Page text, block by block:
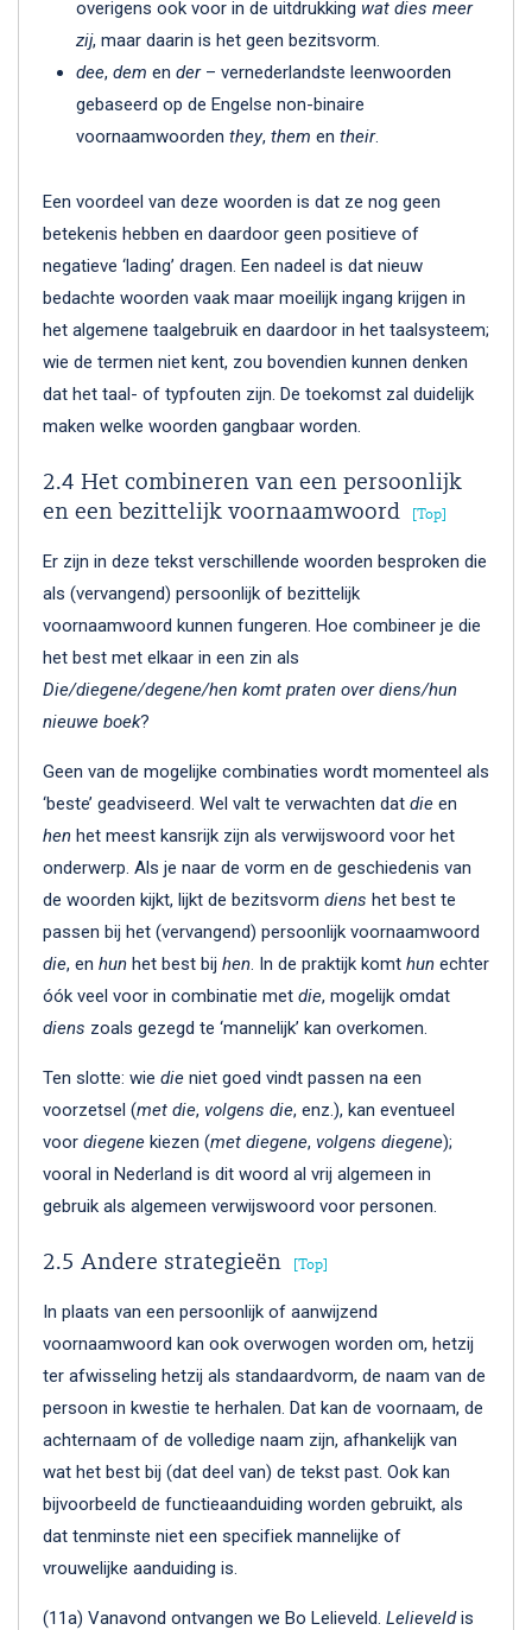
overigens ook voor in de uitdrukking wat dies meer
zij, maar daarin is het geen bezitsvorm.
dee, dem en der– vernederlandste leenwoorden
gebaseerd op de Engelse non-binaire
voornaamwoorden they, them en their.
Een voordeel van deze woorden is dat ze nog geen
betekenis hebben en daardoor geen positieve of
negatieve ‘lading’ dragen. Een nadeel is dat nieuw
bedachte woorden vaak maar moeilijk ingang krijgen in
het algemene taalgebruik en daardoor in het taalsysteem;
wie de termen niet kent, zou bovendien kunnen denken
dat het taal- of typfouten zijn. De toekomst zal duidelijk
maken welke woorden gangbaar worden.
2.4 Het combineren van een persoonlijk
en een bezittelijk voornaamwoord
Top
Er zijn in deze tekst verschillende woorden besproken die
als (vervangend) persoonlijk of bezittelijk
voornaamwoord kunnen fungeren. Hoe combineer je die
het best met elkaar in een zin als
Die/diegene/degene/hen komt praten over diens/hun
nieuwe boek?
Geen van de mogelijke combinaties wordt momenteel als
‘beste’ geadviseerd. Wel valt te verwachten dat die en
hen het meest kansrijk zijn als verwijswoord voor het
onderwerp. Als je naar de vorm en de geschiedenis van
de woorden kijkt, lijkt de bezitsvorm diens het best te
passen bij het (vervangend) persoonlijk voornaamwoord
die, en hun het best bij hen. In de praktijk komt hun echter
óók veel voor in combinatie met die, mogelijk omdat
diens zoals gezegd te ‘mannelijk’ kan overkomen.
Ten slotte: wie die niet goed vindt passen na een
voorzetsel (met die, volgens die, enz.), kan eventueel
voor diegene kiezen (met diegene, volgens diegene);
vooral in Nederland is dit woord al vrij algemeen in
gebruik als algemeen verwijswoord voor personen.
2.5 Andere strategieën Top
In plaats van een persoonlijk of aanwijzend
voornaamwoord kan ook overwogen worden om, hetzij
ter afwisseling hetzij als standaardvorm, de naam van de
persoon in kwestie te herhalen. Dat kan de voornaam, de
achternaam of de volledige naam zijn, afhankelijk van
wat het best bij (dat deel van) de tekst past. Ook kan
bijvoorbeeld de functieaanduiding worden gebruikt, als
dat tenminste niet een specifiek mannelijke of
vrouwelijke aanduiding is.
(11a) Vanavond ontvangen we Bo Lelieveld. Lelieveldis